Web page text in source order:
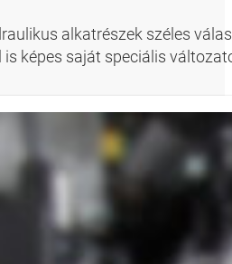
alkatrészek széles
is képes saját speciális